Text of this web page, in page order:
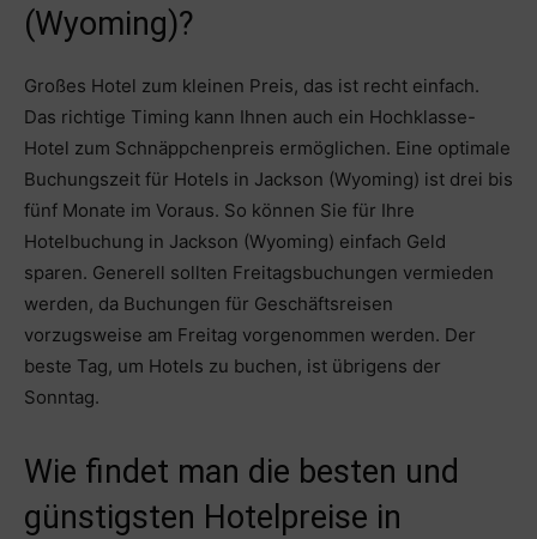
(Wyoming)?
Großes Hotel zum kleinen Preis, das ist recht einfach.
Das richtige Timing kann Ihnen auch ein Hochklasse-
Hotel zum Schnäppchenpreis ermöglichen. Eine optimale
Buchungszeit für Hotels in Jackson (Wyoming) ist drei bis
fünf Monate im Voraus. So können Sie für Ihre
Hotelbuchung in Jackson (Wyoming) einfach Geld
sparen. Generell sollten Freitagsbuchungen vermieden
werden, da Buchungen für Geschäftsreisen
vorzugsweise am Freitag vorgenommen werden. Der
beste Tag, um Hotels zu buchen, ist übrigens der
Sonntag.
Wie findet man die besten und
günstigsten Hotelpreise in